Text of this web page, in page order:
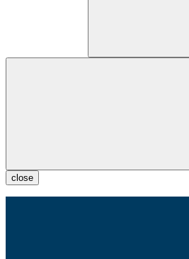
close